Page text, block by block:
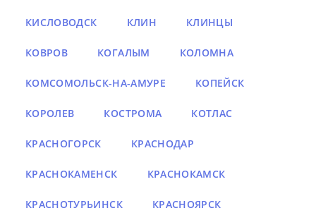
КИСЛОВОДСК КЛИН КЛИНЦЫ
КОВРОВ КОГАЛЫМ КОЛОМНА
КОМСОМОЛЬСК-НА-АМУРЕ КОПЕЙСК
КОРОЛЕВ КОСТРОМА КОТЛАС
КРАСНОГОРСК КРАСНОДАР
КРАСНОКАМЕНСК КРАСНОКАМСК
КРАСНОТУРЬИНСК КРАСНОЯРСК